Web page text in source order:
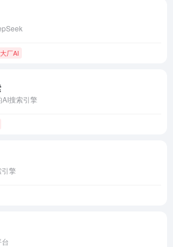
大厂AI
搜索引擎
擎